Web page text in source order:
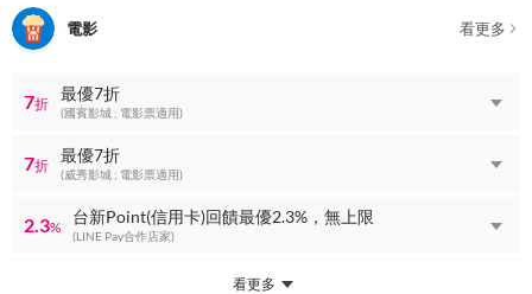
電影 看更多
7折
最優7折
(國賓影城 ; 電影票適用)
7折
最優7折
(威秀影城 ; 電影票適用)
2.3%
台新Point(信用卡)回饋最優2.3%，無上限
(LINE Pay合作店家)
看更多